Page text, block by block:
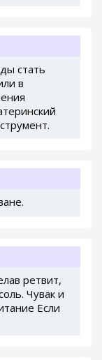
стать
в
ретвит,
Чувак и
Если